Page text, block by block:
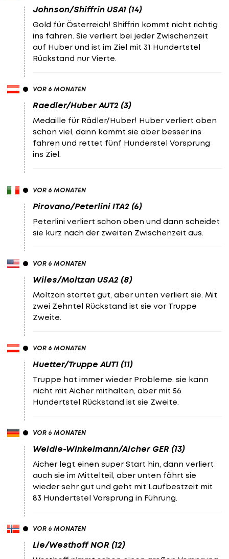
Johnson/Shiffrin USA1 (14)
Gold für Österreich! Shiffrin kommt nicht richtig
ins fahren. Sie verliert bei jeder Zwischenzeit
auf Huber und ist im Ziel mit 31 Hundertstel
Rückstand nur Vierte.
VOR 6 MONATEN
Raedler/Huber AUT2 (3)
Medaille für Rädler/Huber! Huber verliert oben
schon viel, dann kommt sie aber besser ins
fahren und rettet fünf Hunderstel Vorsprung
ins Ziel.
VOR 6 MONATEN
Pirovano/Peterlini ITA2 (6)
Peterlini verliert schon oben und dann scheidet
sie kurz nach der zweiten Zwischenzeit aus.
VOR 6 MONATEN
Wiles/Moltzan USA2 (8)
Moltzan startet gut, aber unten verliert sie. Mit
zwei Zehntel Rückstand ist sie vor Truppe
Zweite.
VOR 6 MONATEN
Huetter/Truppe AUT1 (11)
Truppe hat immer wieder Probleme. sie kann
nicht mit Aicher mithalten, aber mit 56
Hundertstel Rückstand ist sie Zweite.
VOR 6 MONATEN
Weidle-Winkelmann/Aicher GER (13)
Aicher legt einen super Start hin, dann verliert
auch sie im Mittelteil, aber unten fährt sie
wieder sehr gut und geht mit Laufbestzeit mit
83 Hundertstel Vorsprung in Führung.
VOR 6 MONATEN
Lie/Westhoff NOR (12)